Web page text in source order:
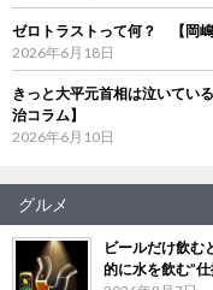
ゼロトラストって何？ 【岡嶋
2026年6月18日
きっと大平元首相は泣いてい
治コラム】
2026年6月10日
グルメ
ビールだけ飲む
的に水を飲む”